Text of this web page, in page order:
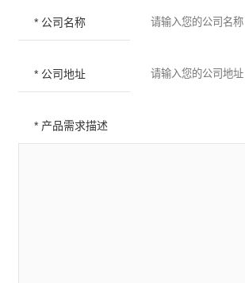
* 公司名称
* 公司地址
* 产品需求描述